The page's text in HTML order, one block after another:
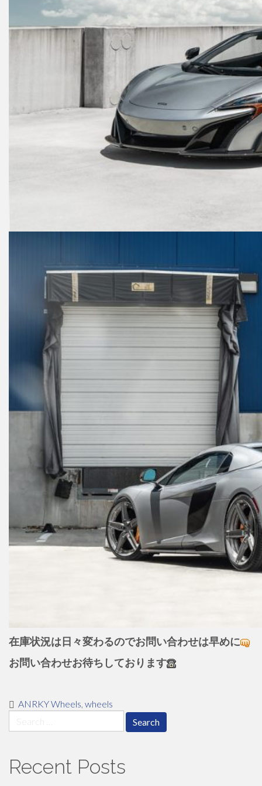
在庫状況は日々変わるのでお問い合わせは早めに
お問い合わせお待ちしております
ANRKY Wheels, wheels
for:
Recent Posts